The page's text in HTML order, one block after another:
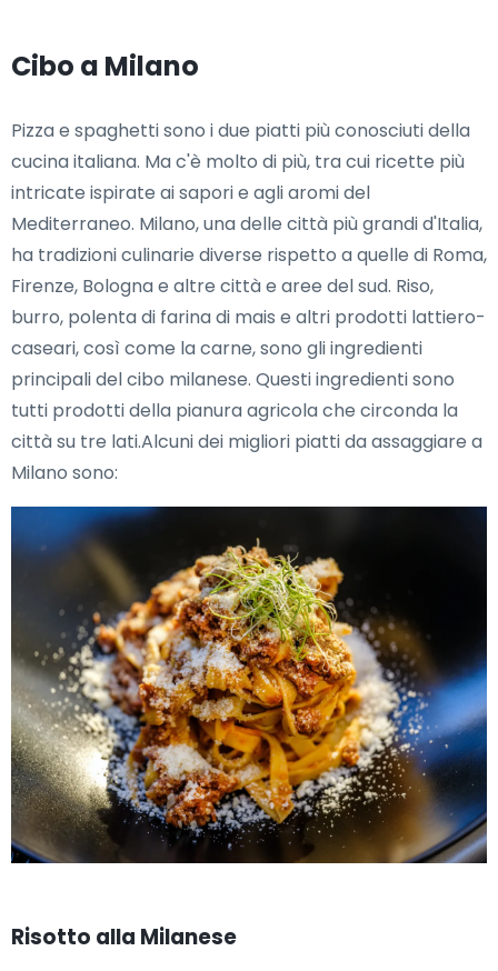
Cibo a Milano
Pizza e spaghetti sono i due piatti più conosciuti della
cucina italiana. Ma c'è molto di più, tra cui ricette più
intricate ispirate ai sapori e agli aromi del
Mediterraneo. Milano, una delle città più grandi d'Italia,
ha tradizioni culinarie diverse rispetto a quelle di Roma,
Firenze, Bologna e altre città e aree del sud. Riso,
burro, polenta di farina di mais e altri prodotti lattiero-
caseari, così come la carne, sono gli ingredienti
principali del cibo milanese. Questi ingredienti sono
tutti prodotti della pianura agricola che circonda la
città su tre lati.Alcuni dei migliori piatti da assaggiare a
Milano sono:
Risotto alla Milanese